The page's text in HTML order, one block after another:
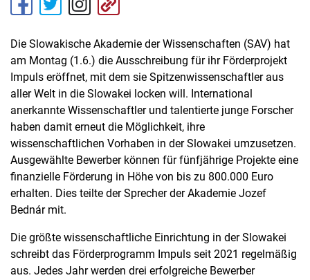
Die Slowakische Akademie der Wissenschaften (SAV) hat
am Montag (1.6.) die Ausschreibung für ihr Förderprojekt
Impuls eröffnet, mit dem sie Spitzenwissenschaftler aus
aller Welt in die Slowakei locken will. International
anerkannte Wissenschaftler und talentierte junge Forscher
haben damit erneut die Möglichkeit, ihre
wissenschaftlichen Vorhaben in der Slowakei umzusetzen.
Ausgewählte Bewerber können für fünfjährige Projekte eine
finanzielle Förderung in Höhe von bis zu 800.000 Euro
erhalten. Dies teilte der Sprecher der Akademie Jozef
Bednár mit.
Die größte wissenschaftliche Einrichtung in der Slowakei
schreibt das Förderprogramm Impuls seit 2021 regelmäßig
aus. Jedes Jahr werden drei erfolgreiche Bewerber